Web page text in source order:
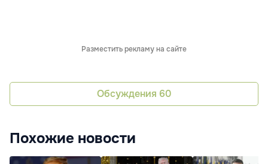
Разместить рекламу на сайте
Обсуждения 60
Похожие новости